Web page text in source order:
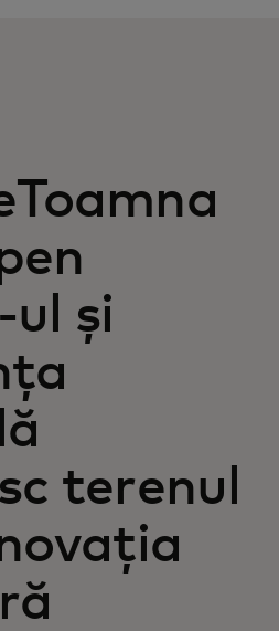
lume
ul și
terenul